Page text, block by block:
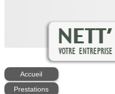
Accueil
Prestations